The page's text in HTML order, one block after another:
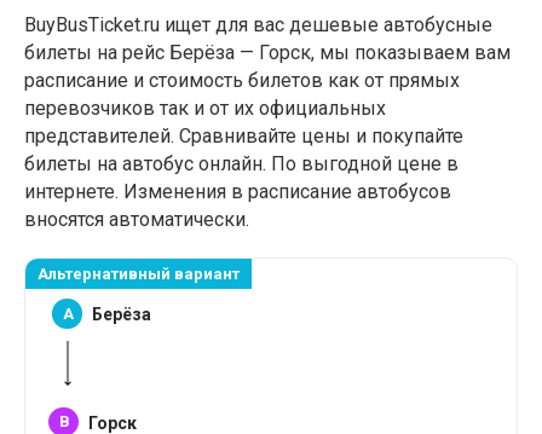
BuyBusTicket.ru ищет для вас дешевые автобусные
билеты на рейс Берёза — Горск, мы показываем вам
расписание и стоимость билетов как от прямых
перевозчиков так и от их официальных
представителей. Сравнивайте цены и покупайте
билеты на автобус онлайн. По выгодной цене в
интернете. Изменения в расписание автобусов
вносятся автоматически.
Альтернативный вариант
A Берёза
B Горск